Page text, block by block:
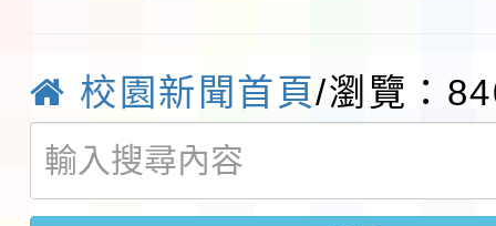
函轉國家通訊傳播委員
鎮韌性（防空）演習－
速演練執行計畫」
「115年金融知識線上
法」
本校115學年度第1學
校園新聞首頁/瀏覽：